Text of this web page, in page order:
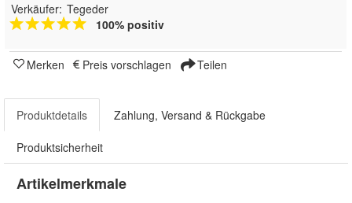
Verkäufer: Tegeder
100% positiv
Merken Preis vorschlagen Teilen
Produktdetails Zahlung, Versand & Rückgabe
Produktsicherheit
Artikelmerkmale